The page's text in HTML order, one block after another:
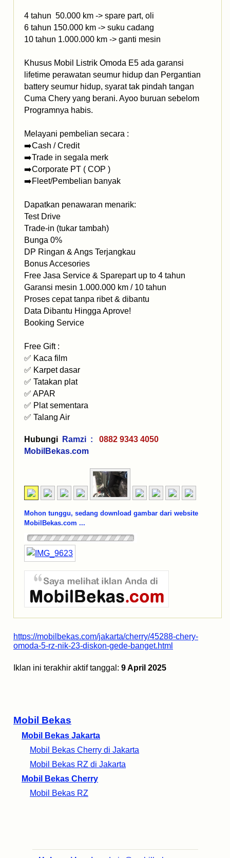
Mobil Bekas
Mobil Bekas Jakarta
Mobil Bekas Cherry di Jakarta
Mobil Bekas RZ di Jakarta
Mobil Bekas Cherry
Mobil Bekas RZ
4 tahun 50.000 km -> spare part, oli
6 tahun 150.000 km -> suku cadang
10 tahun 1.000.000 km -> ganti mesin
Khusus Mobil Listrik Omoda E5 ada garansi
lifetime perawatan seumur hidup dan Pergantian
battery seumur hidup, syarat tak pindah tangan
Cuma Chery yang berani. Ayoo buruan sebelom
Programnya habis.
Melayani pembelian secara :
➡️Cash / Credit
➡️Trade in segala merk
➡️Corporate PT ( COP )
➡️Fleet/Pembelian banyak
Dapatkan penawaran menarik:
Test Drive
Trade-in (tukar tambah)
Bunga 0%
DP Ringan & Angs Terjangkau
Bonus Accesories
Free Jasa Service & Sparepart up to 4 tahun
Garansi mesin 1.000.000 km / 10 tahun
Proses cepat tanpa ribet & dibantu
Data Dibantu Hingga Aprove!
Booking Service
Free Gift :
✅ Kaca film
✅ Karpet dasar
✅ Tatakan plat
✅ APAR
✅️ Plat sementara
✅ Talang Air
Hubungi Ramzi :
0882 9343 4050
MobilBekas.com
Mohon tunggu, sedang download gambar dari website
MobilBekas.com ...
https://mobilbekas.com/jakarta/cherry/45288-chery-
omoda-5-rz-nik-23-diskon-gede-banget.html
Iklan ini terakhir aktif tanggal: 9 April 2025